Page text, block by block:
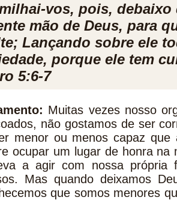
vos, pois, debaixo
mão de Deus, para
Lançando sobre ele
porque ele tem
5:6-7
Muitas vezes nosso
não gostamos de ser
menor ou menos capaz que
ocupar um lugar de honra na
a agir com nossa própria
Mas quando deixamos
que somos menores